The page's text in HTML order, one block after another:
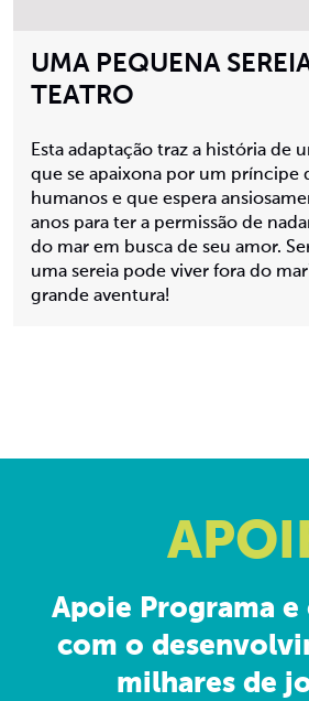
UMA PEQUENA
TEATRO
Esta adaptação traz a história de
que se apaixona por um príncipe
humanos e que espera
anos para ter a permissão de
do mar em busca de seu amor.
uma sereia pode viver fora do
grande aventura!
Apoie Programa
com o
milhares de